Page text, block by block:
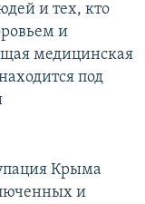
и тех, кто
и
медицинская
под
Крыма
и